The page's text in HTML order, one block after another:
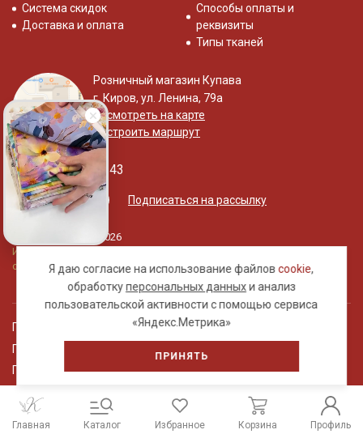
Я даю согласие на использование файловcookie,
обработкуперсональных данныхи анализ
пользовательской активности с помощью сервиса
«Яндекс.Метрика»
ПРИНЯТЬ
Система скидок
Доставка и оплата
Способы оплаты и
реквизиты
Типы тканей
Розничный магазин Купава
г. Киров, ул. Ленина, 79а
Посмотреть на карте
Построить маршрут
+7 (800) 533-75-43
Подписаться на рассылку
© «Купава», 2015-2026
Информация на сайте не является публичной
офертой.
Правовая информация
Политика обработки персональных данных
Пользовательское соглашение
Главная Каталог Избранное Корзина Профиль